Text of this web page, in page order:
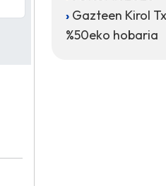
Gazteen Kirol
%50eko hobaria